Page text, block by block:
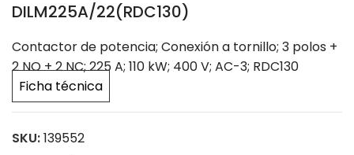
DILM225A/22(RDC130)
Contactor de potencia; Conexión a tornillo; 3 polos +
2 NO + 2 NC; 225 A; 110 kW; 400 V; AC-3; RDC130
Ficha técnica
SKU:139552